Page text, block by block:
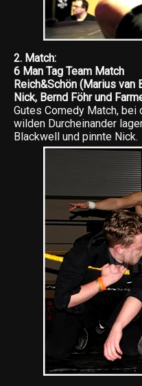
2. Match:
6 Man Tag Team Match
Reich&Schön (Marius
Nick, Bernd Föhr und
Gutes Comedy Match,
wilden Durcheinander
Blackwell und pinnte Nick.